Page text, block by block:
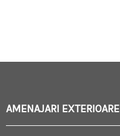
AMENAJARI EXTERIOARE